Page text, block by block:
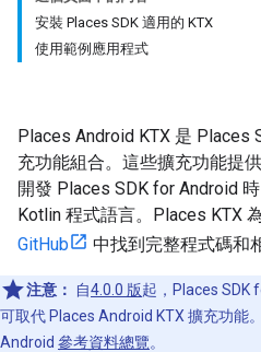
安裝 Places SDK 適用的 KTX
使用範例應用程式
Places Android KTX 是 Places
充功能組合。這些擴充功能提
開發 Places SDK for Android
Kotlin 程式語言。Places KTX
GitHub
中找到完整程式碼和
注意： 自4.0.0 版起，Places SDK
可取代 Places Android KTX 擴充功能
Android 參考資料總覽。